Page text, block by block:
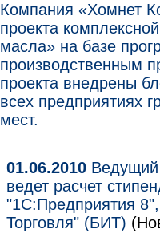
Компания «Хомнет
проекта
масла» на базе
производственным
проекта внедрены
всех предприятиях
мест.
01.06.2010 Ведущий
ведет расчет
"1С:Предприятия
Торговля" (БИТ)